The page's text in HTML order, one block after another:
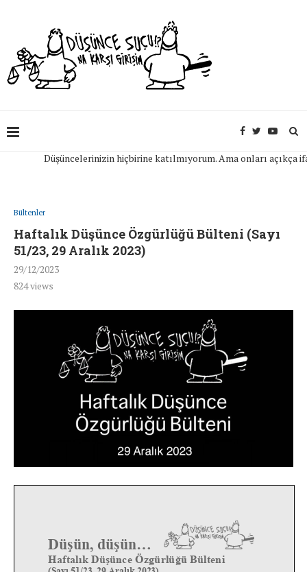
Düşüncelerinizin hiçbirine katılmıyorum. Ama onları açıkça
Bültenler
Haftalık Düşünce Özgürlüğü Bülteni (Sayı
51/23, 29 Aralık 2023)
29/12/2023
824views